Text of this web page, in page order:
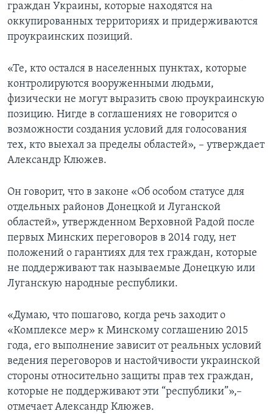
граждан Украины, которые находятся на
оккупированных территориях и придерживаются
проукраинских позиций.
«Те, кто остался в населенных пунктах, которые
контролируются вооруженными людьми,
физически не могут выразить свою проукраинскую
позицию. Нигде в соглашениях не говорится о
возможности создания условий для голосования
тех, кто выехал за пределы областей», – утверждает
Александр Клюжев.
Он говорит, что в законе «Об особом статусе для
отдельных районов Донецкой и Луганской
областей», утвержденном Верховной Радой после
первых Минских переговоров в 2014 году, нет
положений о гарантиях для тех граждан, которые
не поддерживают так называемые Донецкую или
Луганскую народные республики.
«Думаю, что пошагово, когда речь заходит о
«Комплексе мер» к Минскому соглашению 2015
года, его выполнение зависит от реальных условий
ведения переговоров и настойчивости украинской
стороны относительно защиты прав тех граждан,
которые не поддерживают эти “республики”»,–
отмечает Александр Клюжев.